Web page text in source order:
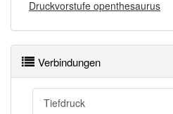
Druckvorstufe openthesaurus
Verbindungen
Tiefdruck